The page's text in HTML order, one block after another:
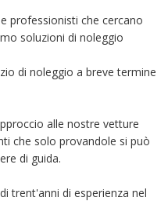
professionisti che cercano
soluzioni di noleggio
di noleggio a breve termine
alle nostre vetture
che solo provandole si può
di guida.
trent'anni di esperienza nel